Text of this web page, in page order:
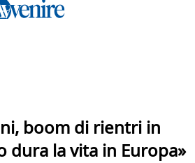
boom di rientri in
dura la vita in Europa»